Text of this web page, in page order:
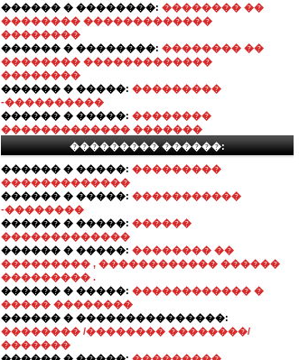
������ � ��������: �������� ��
�������� �������������
��������
������ � ��������: �������� ��
�������� �������������
��������
������ � �����: ���������
-����������
������ � �����: ��������
������������� �������
��������� ������:
������ � �����: ���������
�������������
������ � �����: �����������
-��������
������ � �����: ������
�������������
������ � �����: �������� ��
��������� , ������������ ������
��������� .
������ � �����: ������������ �
����� ��������
������ � ���������������:
�������� /�������� ��������/
�������